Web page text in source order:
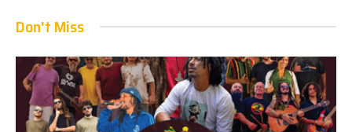
Don't Miss